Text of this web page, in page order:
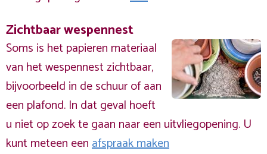
Zichtbaar wespennest
Soms is het papieren materiaal
van het wespennest zichtbaar,
bijvoorbeeld in de schuur of aan
een plafond. In dat geval hoeft
u niet op zoek te gaan naar een uitvliegopening. U
kunt meteen eenafspraak maken